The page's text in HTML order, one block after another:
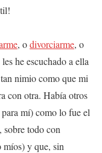
, odivorciarme, o
he escuchado a ella
nimio como que mi
con otra. Había otros
mí) como lo fue el
sobre todo con
míos) y que, sin